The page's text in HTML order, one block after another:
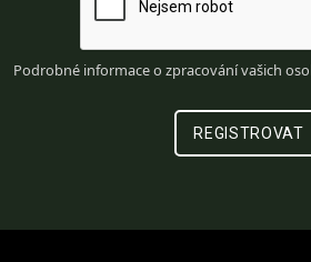
Podrobné informace o zpracování vašich